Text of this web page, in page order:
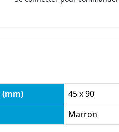
45 x 90
Marron